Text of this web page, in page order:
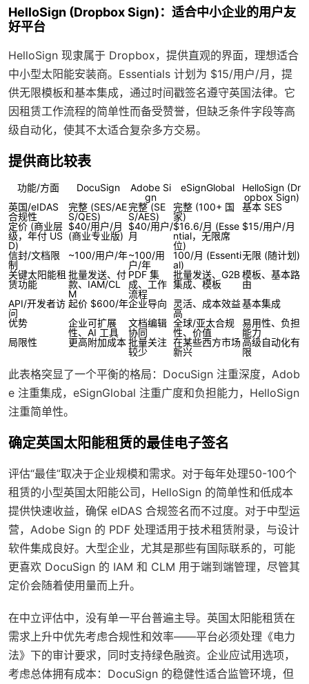
HelloSign (Dropbox Sign)：适合中小企业的用户友
好平台
HelloSign 现隶属于 Dropbox，提供直观的界面，理想适合
中小型太阳能安装商。Essentials 计划为 $15/用户/月，提
供无限模板和基本集成，通过时间戳签名遵守英国法律。它
因租赁工作流程的简单性而备受赞誉，但缺乏条件字段等高
级自动化，使其不太适合复杂多方交易。
提供商比较表
功能/方面 DocuSign
Adobe Si
gn
eSignGlobal
HelloSign (Dr
opbox Sign)
英国/eIDAS
合规性
完整 (SES/AE
S/QES)
完整 (SE
S/AES)
完整 (100+ 国
家)
基本 SES
定价 (商业层
级，年付 US
D)
$40/用户/月
(商业专业版)
$40/用户/
月
$16.6/月 (Esse
ntial，无限席
位)
$15/用户/月
信封/文档限
制
~100/用户/年~100/用
户/年
100/月 (Essenti
al)
无限 (随计划)
关键太阳能租
赁功能
批量发送、付
款、IAM/CL
M
PDF 集
成、工作
流程
批量发送、G2B
集成、模板
模板、基本路
由
API/开发者访
问
起价 $600/年企业导向
灵活、成本效益
高
基本集成
优势
企业可扩展
性、AI 工具
文档编辑
协同
全球/亚太合规
性、价值
易用性、负担
能力
局限性
更高附加成本批量关注
较少
在某些西方市场
新兴
高级自动化有
限
此表格突显了一个平衡的格局：DocuSign 注重深度，Adob
e 注重集成，eSignGlobal 注重广度和负担能力，HelloSign
注重简单性。
确定英国太阳能租赁的最佳电子签名
评估“最佳”取决于企业规模和需求。对于每年处理50-100个
租赁的小型英国太阳能公司，HelloSign 的简单性和低成本
提供快速收益，确保 eIDAS 合规签名而不过度。对于中型运
营，Adobe Sign 的 PDF 处理适用于技术租赁附录，与设计
软件集成良好。大型企业，尤其是那些有国际联系的，可能
更喜欢 DocuSign 的 IAM 和 CLM 用于端到端管理，尽管其
定价会随着使用量而上升。
在中立评估中，没有单一平台普遍主导。英国太阳能租赁在
需求上升中优先考虑合规性和效率——平台必须处理《电力
法》下的审计要求，同时支持绿色融资。企业应试用选项，
考虑总体拥有成本：DocuSign 的稳健性适合监管环境，但